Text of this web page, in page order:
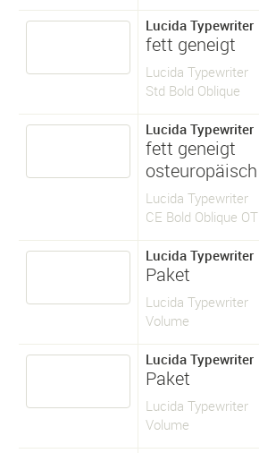
Lucida Typewriter
fett geneigt
Lucida Typewriter
Std Bold Oblique
Lucida Typewriter
fett geneigt
osteuropäisch
Lucida Typewriter
CE Bold Oblique OT
Lucida Typewriter
Paket
Lucida Typewriter
Volume
Lucida Typewriter
Paket
Lucida Typewriter
Volume